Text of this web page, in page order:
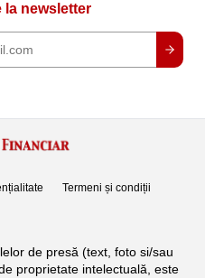
la newsletter
Termeni și condiții
de presă (text, foto si/sau
proprietate intelectuală, este